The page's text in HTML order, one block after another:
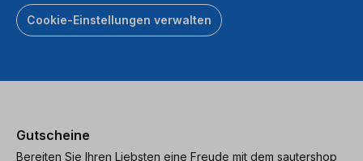
Cookie-Einstellungen verwalten
Gutscheine
Bereiten Sie Ihren Liebsten eine Freude mit dem sautershop